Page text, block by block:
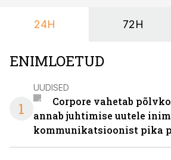
24H 72H
ENIMLOETUD
1
UUDISED
Corpore vahetab
annab juhtimise uutele
kommunikatsioonist pika